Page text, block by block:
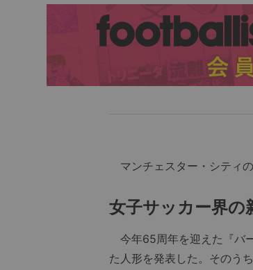
マンチェスター・シティ
女子サッカー界の
今年65周年を迎えた『バ
た人形を発表した。そのう